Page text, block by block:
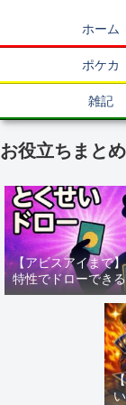
ホーム
ポケカ
雑記
お役立ちまとめ
【アビスアイまで
特性でドローできる
め【H・I・